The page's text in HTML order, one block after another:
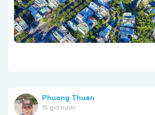
Phuong Thuan
15 giờ trước